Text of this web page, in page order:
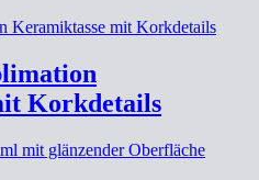
Korkdetails